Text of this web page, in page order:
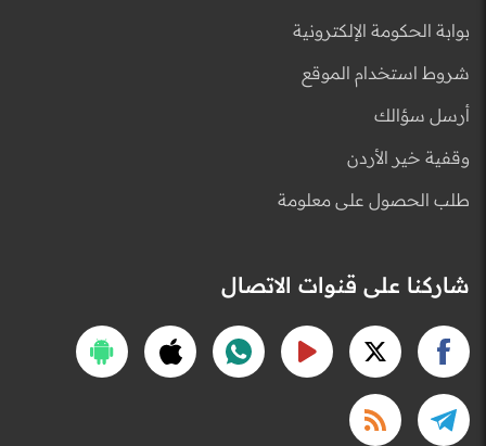
بوابة الحكومة الإلكترونية
شروط استخدام الموقع
أرسل سؤالك
وقفية خير الأردن
طلب الحصول على معلومة
شاركنا على قنوات الاتصال